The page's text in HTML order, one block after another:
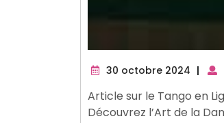
30 octobre 2024 30
2024
|
Article sur le Tango en
Découvrez l’Art de la